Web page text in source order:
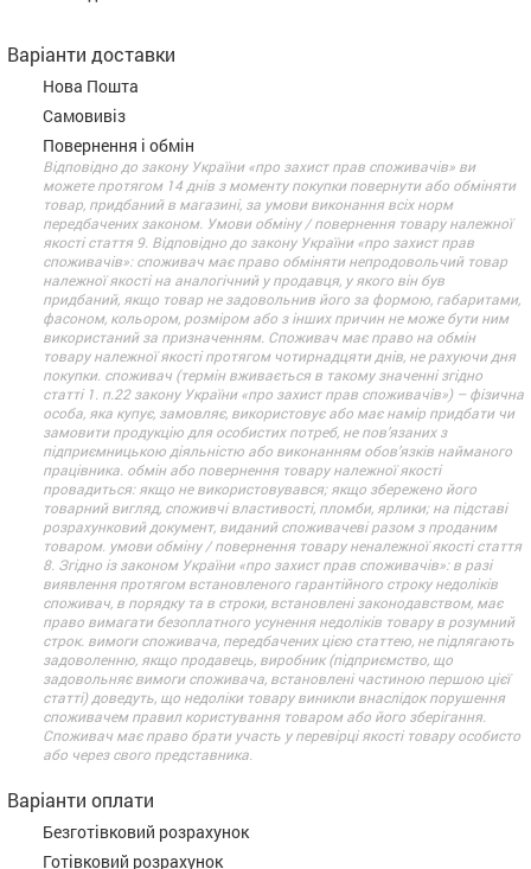
Варіанти доставки
Нова Пошта
Самовивіз
Повернення і обмін
Відповідно до закону України «про захист прав споживачів» ви
можете протягом 14 днів з моменту покупки повернути або обміняти
товар, придбаний в магазині, за умови виконання всіх норм
передбачених законом. Умови обміну / повернення товару належної
якості стаття 9. Відповідно до закону України «про захист прав
споживачів»: споживач має право обміняти непродовольчий товар
належної якості на аналогічний у продавця, у якого він був
придбаний, якщо товар не задовольнив його за формою, габаритами,
фасоном, кольором, розміром або з інших причин не може бути ним
використаний за призначенням. Споживач має право на обмін
товару належної якості протягом чотирнадцяти днів, не рахуючи дня
покупки. споживач (термін вживається в такому значенні згідно
статті 1. п.22 закону України «про захист прав споживачів») – фізична
особа, яка купує, замовляє, використовує або має намір придбати чи
замовити продукцію для особистих потреб, не пов’язаних з
підприємницькою діяльністю або виконанням обов’язків найманого
працівника. обмін або повернення товару належної якості
провадиться: якщо не використовувався; якщо збережено його
товарний вигляд, споживчі властивості, пломби, ярлики; на підставі
розрахунковий документ, виданий споживачеві разом з проданим
товаром. умови обміну / повернення товару неналежної якості стаття
8. Згідно із законом України «про захист прав споживачів»: в разі
виявлення протягом встановленого гарантійного строку недоліків
споживач, в порядку та в строки, встановлені законодавством, має
право вимагати безоплатного усунення недоліків товару в розумний
строк. вимоги споживача, передбачених цією статтею, не підлягають
задоволенню, якщо продавець, виробник (підприємство, що
задовольняє вимоги споживача, встановлені частиною першою цієї
статті) доведуть, що недоліки товару виникли внаслідок порушення
споживачем правил користування товаром або його зберігання.
Споживач має право брати участь у перевірці якості товару особисто
або через свого представника.
Варіанти оплати
Безготівковий розрахунок
Готівковий розрахунок